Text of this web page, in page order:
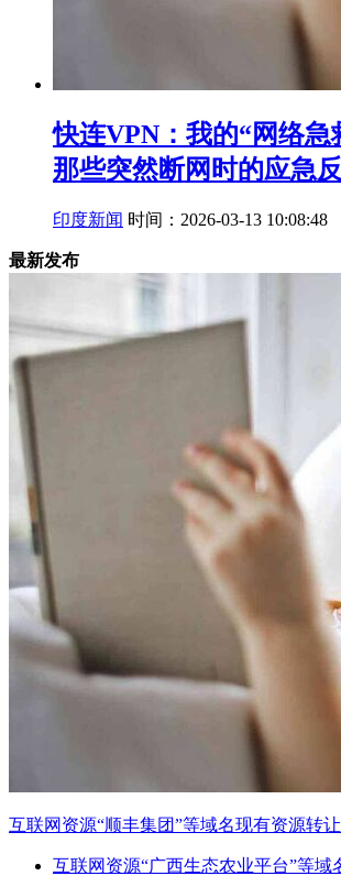
快连VPN：我的“网络急
那些突然断网时的应急
印度新闻 时间：2026-03-13 10:08:48
最新发布
互联网资源“顺丰集团”等域名现有资源转
互联网资源“广西生态农业平台”等域